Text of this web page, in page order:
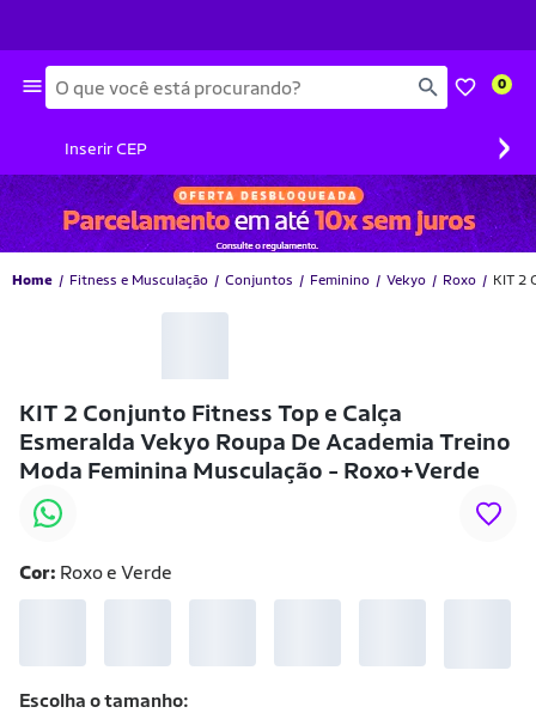
Busca 0
Inserir CEP ›
Home Fitness e Musculação Conjuntos Feminino Vekyo Roxo KIT 2
KIT 2 Conjunto Fitness Top e Calça
Esmeralda Vekyo Roupa De Academia Treino
Moda Feminina Musculação - Roxo+Verde
Cor: Roxo e Verde
Escolha otamanho